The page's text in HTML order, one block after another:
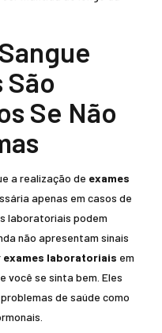
São
Se Não
a realização de exames
apenas em casos de
laboratoriais podem
não apresentam sinais
exames laboratoriais em
você se sinta bem. Eles
de saúde como